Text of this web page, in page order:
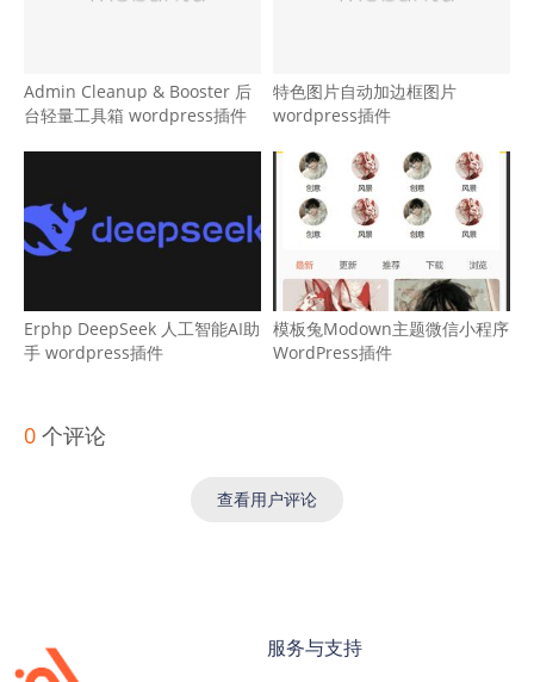
Admin Cleanup & Booster 后
台轻量工具箱 wordpress插件
特色图片自动加边框图片
wordpress插件
Erphp DeepSeek 人工智能AI助
手 wordpress插件
模板兔Modown主题微信小程序
WordPress插件
0 个评论
查看用户评论
服务与支持